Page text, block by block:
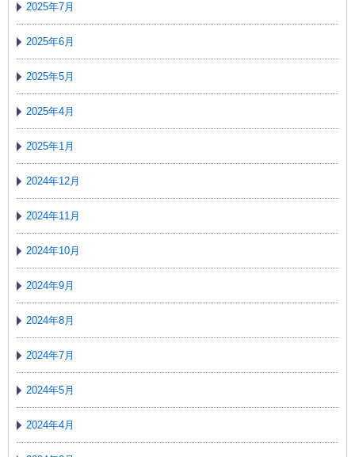
2025年7月
2025年6月
2025年5月
2025年4月
2025年1月
2024年12月
2024年11月
2024年10月
2024年9月
2024年8月
2024年7月
2024年5月
2024年4月